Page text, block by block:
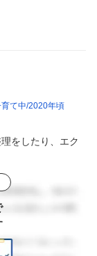
て中 2020年頃
をしたり、エク